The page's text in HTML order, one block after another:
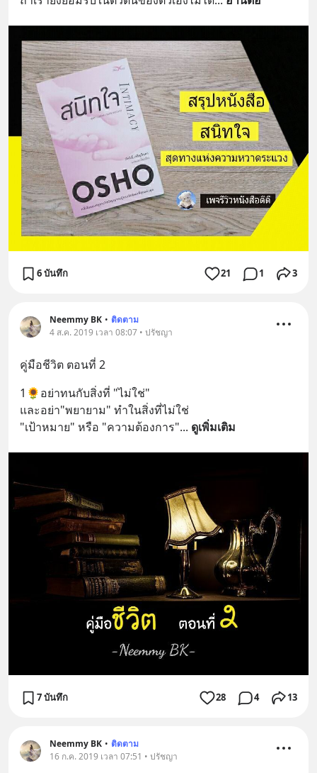
6 บันทึก 21 1 3
Neemmy BK • ติดตาม
4 ส.ค. 2019 เวลา 08:07 • ปรัชญา
คู่มือชีวิต ตอนที่ 2
1🌻อย่าทนกับสิ่งที่ "ไม่ใช่"
และอย่า"พยายาม" ทำในสิ่งที่ไม่ใช่
"เป้าหมาย" หรือ "ความต้องการ"... ดูเพิ่มเติม
7 บันทึก 28 4 13
Neemmy BK • ติดตาม
16 ก.ค. 2019 เวลา 07:51 • ปรัชญา